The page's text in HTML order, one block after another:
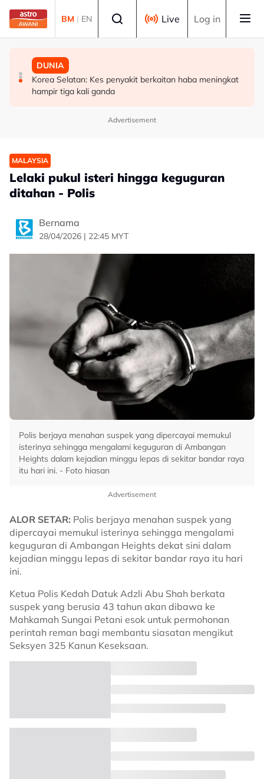
Skip to main content
BM | EN Live Log in
MALAYSIA
Sistem saringan kru penerbangan perlu dikaji semula,
pulihkan keyakinan penumpang - Tiong
MALAYSIA
UKM cipta sejarah anjur Konsert Diraja di DFP
DUNIA
Korea Selatan: Kes penyakit berkaitan haba meningkat
hampir tiga kali ganda
Advertisement
MALAYSIA
Lelaki pukul isteri hingga keguguran
ditahan - Polis
Bernama
28/04/2026 | 22:45 MYT
Polis berjaya menahan suspek yang dipercayai memukul
isterinya sehingga mengalami keguguran di Ambangan
Heights dalam kejadian minggu lepas di sekitar bandar raya
itu hari ini. - Foto hiasan
Advertisement
ALOR SETAR: Polis berjaya menahan suspek yang
dipercayai memukul isterinya sehingga mengalami
keguguran di Ambangan Heights dekat sini dalam
kejadian minggu lepas di sekitar bandar raya itu hari
ini.
Ketua Polis Kedah Datuk Adzli Abu Shah berkata
suspek yang berusia 43 tahun akan dibawa ke
Mahkamah Sungai Petani esok untuk permohonan
perintah reman bagi membantu siasatan mengikut
Seksyen 325 Kanun Keseksaan.